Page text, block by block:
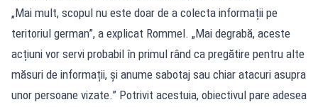
„Mai mult, scopul nu este doar de a colecta informații pe
teritoriul german”, a explicat Rommel. „Mai degrabă, aceste
acțiuni vor servi probabil în primul rând ca pregătire pentru alte
măsuri de informații, și anume sabotaj sau chiar atacuri asupra
unor persoane vizate.” Potrivit acestuia, obiectivul pare adesea